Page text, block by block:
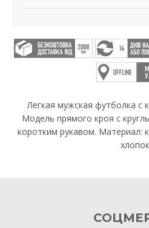
Легкая мужская футболка
Модель прямого кроя с
коротким рукавом. Материал: